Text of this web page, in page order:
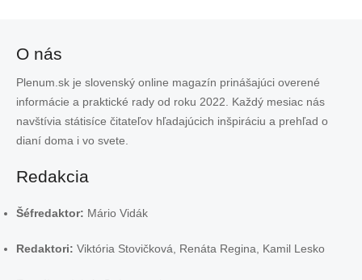
O nás
Plenum.sk je slovenský online magazín prinášajúci overené
informácie a praktické rady od roku 2022. Každý mesiac nás
navštívia státisíce čitateľov hľadajúcich inšpiráciu a prehľad o
dianí doma i vo svete.
Redakcia
Šéfredaktor: Mário Vidák
Redaktori: Viktória Stovičková, Renáta Regina, Kamil Lesko